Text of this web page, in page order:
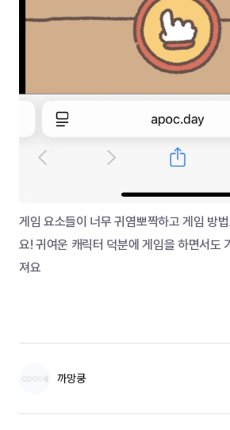
게임 요소들이 너무 귀염뽀짝하고 게임 방
요! 귀여운 캐릭터 덕분에 게임을 하면서도
져요
까망쿵